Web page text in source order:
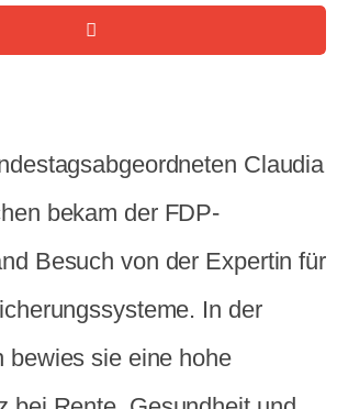
Claudia
bekam der FDP-
Besuch von der Expertin für
In der
bewies sie eine hohe